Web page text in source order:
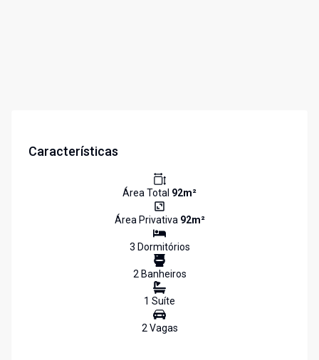
Características
Área Total 92m²
Área Privativa 92m²
3 Dormitórios
2Banheiros
1 Suíte
2Vagas